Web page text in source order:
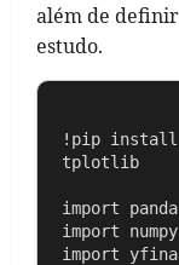
além de
estudo.
!pip install
tplotlib
import
import
import